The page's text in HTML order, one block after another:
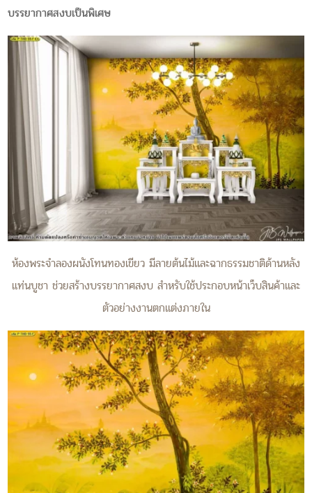
บรรยากาศสงบเป็นพิเศษ
ห้องพระจำลองผนังโทนทองเขียว มีลายต้นไม้และฉากธรรมชาติด้านหลัง
แท่นบูชา ช่วยสร้างบรรยากาศสงบ สำหรับใช้ประกอบหน้าเว็บสินค้าและ
ตัวอย่างงานตกแต่งภายใน